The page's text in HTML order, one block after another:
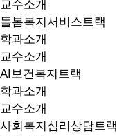
교수소개
돌봄복지서비스트랙
학과소개
교수소개
AI보건복지트랙
학과소개
교수소개
사회복지심리상담트랙